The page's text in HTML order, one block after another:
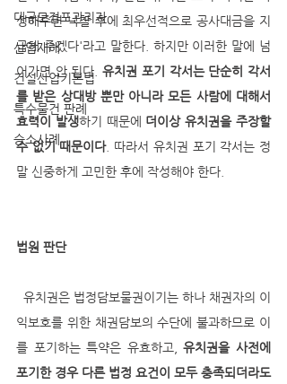
대규모점포관리자
산업재해
건설산업기본법
특수물건 판례
승소사례
성해주면 낙찰 후에 최우선적으로 공사대금을 지
급해 주겠다'라고 말한다. 하지만 이러한 말에 넘
어가면 안 된다. 유치권 포기 각서는 단순히 각서
를 받은 상대방 뿐만 아니라 모든 사람에 대해서
효력이 발생하기 때문에 더이상 유치권을 주장할
수 없기 때문이다. 따라서 유치권 포기 각서는 정
말 신중하게 고민한 후에 작성해야 한다.
법원 판단
익보호를 위한 채권담보의 수단에 불과하므로 이
를 포기하는 특약은 유효하고, 유치권을 사전에
포기한 경우 다른 법정 요건이 모두 충족되더라도